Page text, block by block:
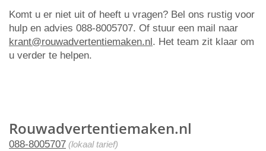
Rouwadvertentiemaken.nl
088-8005707 (lokaal tarief)
Komt u er niet uit of heeft u vragen? Bel ons rustig voor
hulp en advies 088-8005707. Of stuur een mail naar
krant@rouwadvertentiemaken.nl. Het team zit klaar om
u verder te helpen.